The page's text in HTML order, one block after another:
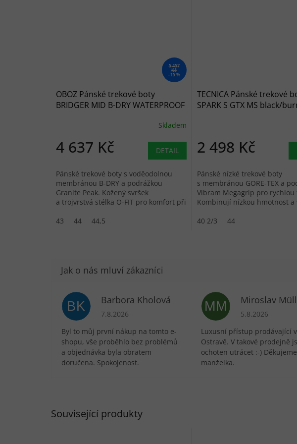
Související produkty
5 457
Kč
–15 %
OBOZ Pánské trekové boty
BRIDGER MID B-DRY WATERPROOF
Skladem
4 637 Kč DETAIL
Pánské trekové boty s voděodolnou
membránou B-DRY a podrážkou
Granite Peak. Kožený svršek
a trojvrstvá stélka O-FIT pro komfort při
43
44 44,5
TECNICA Pánské trekové
SPARK S GTX MS black/
2 498 Kč
Pánské nízké trekové boty
s membránou GORE-TEX a
Vibram Megagrip pro rychlou
Kombinují nízkou hmotnost a
40 2/3
44
BK Barbora Kholová
Hodnocení obchodu je 5 z 5 hvězdiček.
7.8.2026
Byl to můj první nákup na tomto e-
shopu, vše proběhlo bez problémů
a objednávka byla obratem
doručena. Spokojenost.
MM Miroslav
Hodnocení
5.8.2026
Luxusní přístup prodávající v
Ostravě. V takové prodejně
ochoten utrácet :-)
manželka.